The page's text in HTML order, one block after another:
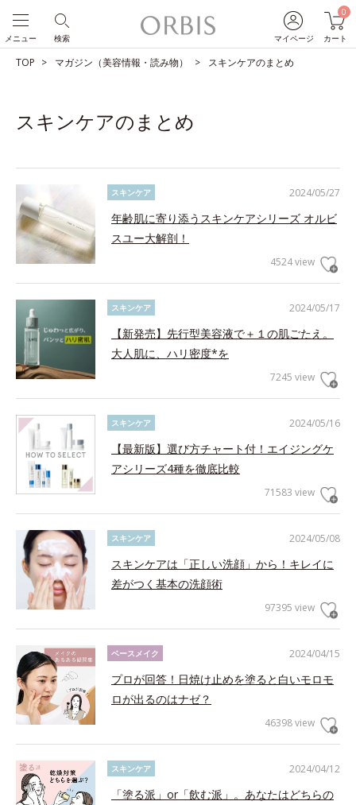
マイページ
0
カート
検索
メニュー
TOP マガジン（美容情報・読み物） スキンケアのまとめ
スキンケアのまとめ
2024/05/27
スキンケア
年齢肌に寄り添うスキンケアシリーズ オルビ
スユー大解剖！
4524 view
2024/05/17
スキンケア
【新発売】先行型美容液で＋１の肌ごたえ。
大人肌に、ハリ密度*を
7245 view
2024/05/16
スキンケア
【最新版】選び方チャート付！エイジングケ
アシリーズ4種を徹底比較
71583 view
2024/05/08
スキンケア
スキンケアは「正しい洗顔」から！キレイに
差がつく基本の洗顔術
97395 view
2024/04/15
ベースメイク
プロが回答！日焼け止めを塗ると白いモロモ
ロが出るのはナゼ？
46398 view
2024/04/12
スキンケア
「塗る派」or「飲む派」。あなたはどちらの